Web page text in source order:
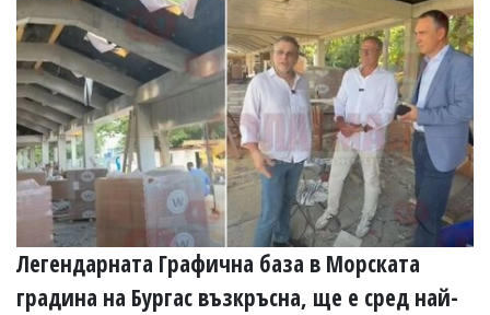
Легендарната Графична база в Морската
градина на Бургас възкръсна, ще е сред най-